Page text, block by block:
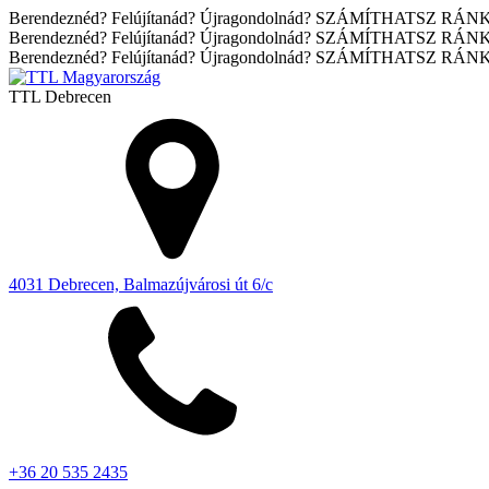
Berendeznéd? Felújítanád? Újragondolnád? SZÁMÍTHATSZ
Berendeznéd? Felújítanád? Újragondolnád? SZÁMÍTHATSZ
Berendeznéd? Felújítanád? Újragondolnád? SZÁMÍTHATSZ
TTL Debrecen
4031 Debrecen, Balmazújvárosi út 6/c
+36 20 535 2435